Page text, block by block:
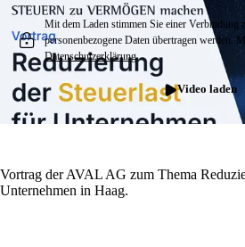
Mit dem Laden stimmen Sie einer Verbindung
personenbezogene Daten übertragen werden.
Datenschutzerklärung.
Video laden
Vortrag der AVAL AG zum Thema
Unternehmen in Haag.